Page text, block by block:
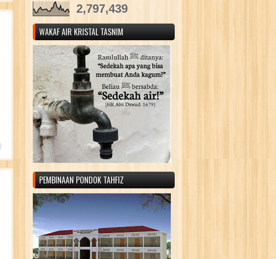
2,797,439
WAKAF AIR KRISTAL TASNIM
PEMBINAAN PONDOK TAHFIZ